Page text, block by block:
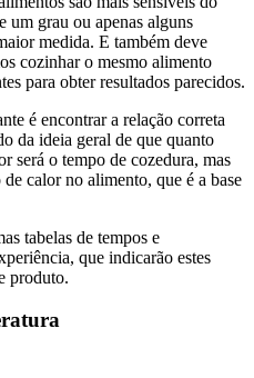
um grau ou apenas alguns
medida. E também deve
cozinhar o mesmo alimento
para obter resultados parecidos.
é encontrar a relação correta
da ideia geral de que quanto
será o tempo de cozedura, mas
de calor no alimento, que é a base
tabelas de tempos e
que indicarão estes
produto.